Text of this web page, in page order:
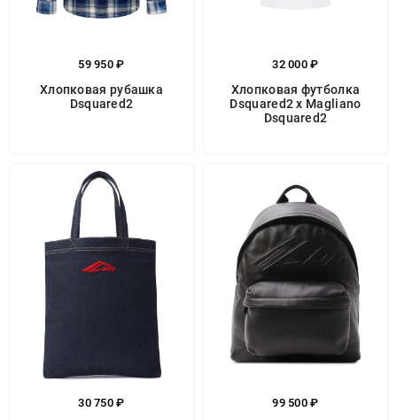
59 950 ₽
Хлопковая рубашка
Dsquared2
32 000 ₽
Хлопковая футболка
Dsquared2 x Magliano
Dsquared2
30 750 ₽ 99 500 ₽